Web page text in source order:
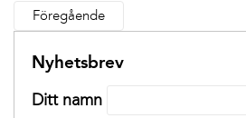
Föregående
Nyhetsbrev
Ditt namn